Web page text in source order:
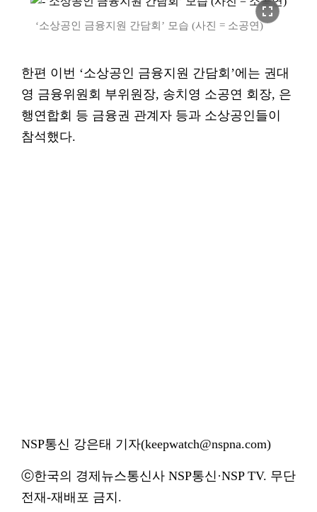
fullscreen
‘소상공인 금융지원 간담회’ 모습 (사진 = 소공연)
한편 이번 ‘소상공인 금융지원 간담회’에는 권대
영 금융위원회 부위원장, 송치영 소공연 회장, 은
행연합회 등 금융권 관계자 등과 소상공인들이
참석했다.
NSP통신 강은태 기자(keepwatch@nspna.com)
ⓒ한국의 경제뉴스통신사 NSP통신·NSP TV. 무단
전재-재배포 금지.